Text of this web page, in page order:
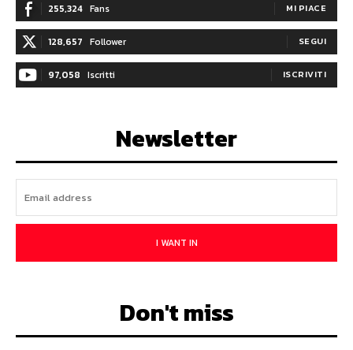
255,324 Fans MI PIACE
128,657 Follower SEGUI
97,058 Iscritti ISCRIVITI
Newsletter
I WANT IN
Don't miss